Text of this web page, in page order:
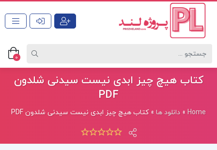
0
کتاب هیچ چیز ابدی نیست سیدنی شلدون
PDF
Home
» دانلود ها »کتاب هیچ چیز ابدی نیست سیدنی شلدون PDF